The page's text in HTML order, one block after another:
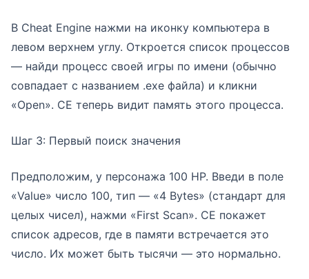
В Cheat Engine нажми на иконку компьютера в
левом верхнем углу. Откроется список процессов
— найди процесс своей игры по имени (обычно
совпадает с названием .exe файла) и кликни
«Open». CE теперь видит память этого процесса.
Шаг 3: Первый поиск значения
Предположим, у персонажа 100 HP. Введи в поле
«Value» число 100, тип — «4 Bytes» (стандарт для
целых чисел), нажми «First Scan». CE покажет
список адресов, где в памяти встречается это
число. Их может быть тысячи — это нормально.